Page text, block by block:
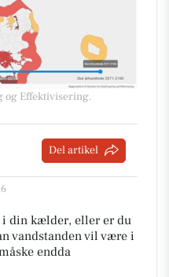
og Effektivisering.
Del artikel
i din kælder, eller er du
vandstanden vil være i
endda